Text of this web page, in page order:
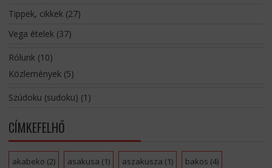
Tippek, cikkek(27)
Vega ételek(37)
Rólunk(10)
Közlemények(5)
Szúdoku (sudoku) (1)
CÍMKEFELHŐ
akabeko (2) asakusa (1) aszakusza (1) bakos (4)